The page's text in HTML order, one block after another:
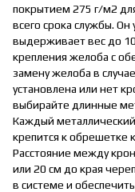
покрытием 275 г/м2
всего срока службы.
выдерживает вес до
крепления желоба с
замену желоба в
установлена или нет
выбирайте длинные
Каждый
крепится к обрешетке
Расстояние между
или 20 см до края
в системе и